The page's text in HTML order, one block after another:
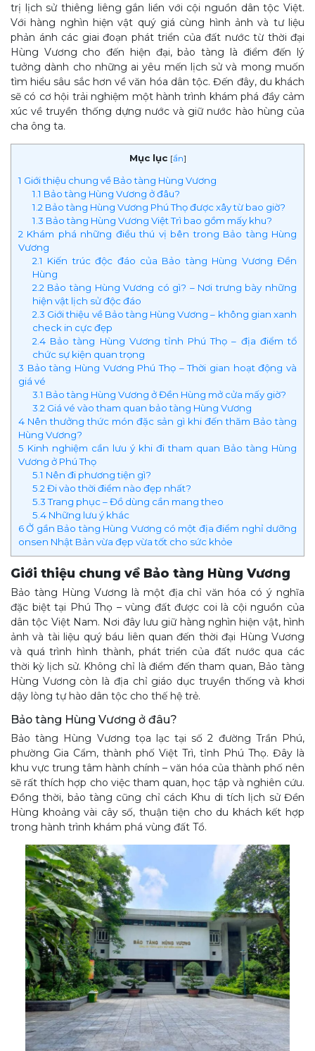
trị lịch sử thiêng liêng gắn liền với cội nguồn dân tộc Việt.
Với hàng nghìn hiện vật quý giá cùng hình ảnh và tư liệu
phản ánh các giai đoạn phát triển của đất nước từ thời đại
Hùng Vương cho đến hiện đại, bảo tàng là điểm đến lý
tưởng dành cho những ai yêu mến lịch sử và mong muốn
tìm hiểu sâu sắc hơn về văn hóa dân tộc. Đến đây, du khách
sẽ có cơ hội trải nghiệm một hành trình khám phá đầy cảm
xúc về truyền thống dựng nước và giữ nước hào hùng của
cha ông ta.
Mục lục [ẩn]
1 Giới thiệu chung về Bảo tàng Hùng Vương
1.1 Bảo tàng Hùng Vương ở đâu?
1.2 Bảo tàng Hùng Vương Phú Thọ được xây từ bao giờ?
1.3 Bảo tàng Hùng Vương Việt Trì bao gồm mấy khu?
2 Khám phá những điều thú vị bên trong Bảo tàng Hùng
Vương
2.1 Kiến trúc độc đáo của Bảo tàng Hùng Vương Đền
Hùng
2.2 Bảo tàng Hùng Vương có gì? – Nơi trưng bày những
hiện vật lịch sử độc đáo
2.3 Giới thiệu về Bảo tàng Hùng Vương – không gian xanh
check in cực đẹp
2.4Bảo tàng Hùng Vương tỉnh Phú Thọ – địa điểm tổ
chức sự kiện quan trọng
3 Bảo tàng Hùng Vương Phú Thọ – Thời gian hoạt động và
giá vé
3.1 Bảo tàng Hùng Vương ở Đền Hùng mở cửa mấy giờ?
3.2 Giá vé vào tham quan bảo tàng Hùng Vương
4 Nên thưởng thức món đặc sản gì khi đến thăm Bảo tàng
Hùng Vương?
5 Kinh nghiệm cần lưu ý khi đi tham quan Bảo tàng Hùng
Vương ở Phú Thọ
5.1 Nên đi phương tiện gì?
5.2 Đi vào thời điểm nào đẹp nhất?
5.3Trang phục – Đồ dùng cần mang theo
5.4Những lưu ý khác
6Ở gần Bảo tàng Hùng Vương có một địa điểm nghỉ dưỡng
onsen Nhật Bản vừa đẹp vừa tốt cho sức khỏe
Giới thiệu chung về Bảo tàng Hùng Vương
Bảo tàng Hùng Vương là một địa chỉ văn hóa có ý nghĩa
đặc biệt tại Phú Thọ – vùng đất được coi là cội nguồn của
dân tộc Việt Nam. Nơi đây lưu giữ hàng nghìn hiện vật, hình
ảnh và tài liệu quý báu liên quan đến thời đại Hùng Vương
và quá trình hình thành, phát triển của đất nước qua các
thời kỳ lịch sử. Không chỉ là điểm đến tham quan, Bảo tàng
Hùng Vương còn là địa chỉ giáo dục truyền thống và khơi
dậy lòng tự hào dân tộc cho thế hệ trẻ.
Bảo tàng Hùng Vương ở đâu?
Bảo tàng Hùng Vương tọa lạc tại số 2 đường Trần Phú,
phường Gia Cẩm, thành phố Việt Trì, tỉnh Phú Thọ. Đây là
khu vực trung tâm hành chính – văn hóa của thành phố nên
sẽ rất thích hợp cho việc tham quan, học tập và nghiên cứu.
Đồng thời, bảo tàng cũng chỉ cách Khu di tích lịch sử Đền
Hùng khoảng vài cây số, thuận tiện cho du khách kết hợp
trong hành trình khám phá vùng đất Tổ.